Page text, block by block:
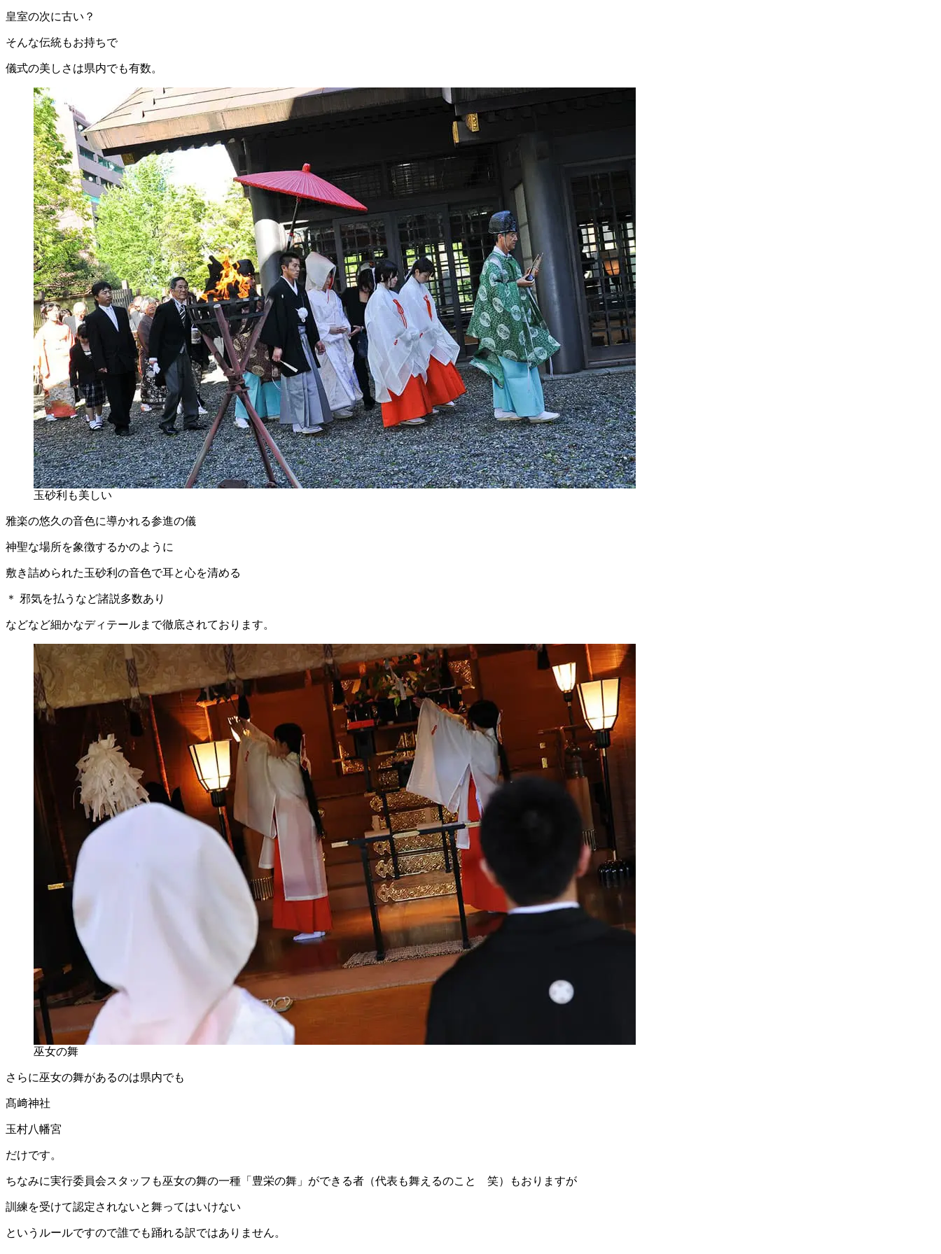
皇室の次に古い？
そんな伝統もお持ちで
儀式の美しさは県内でも有数。
玉砂利も美しい
雅楽の悠久の音色に導かれる参進の儀
神聖な場所を象徴するかのように
敷き詰められた玉砂利の音色で耳と心を清める
＊ 邪気を払うなど諸説多数あり
などなど細かなディテールまで徹底されております。
巫女の舞
さらに巫女の舞があるのは県内でも
髙﨑神社
玉村八幡宮
だけです。
ちなみに実行委員会スタッフも巫女の舞の一種「豊栄の舞」ができる者（代表も舞えるのこと 笑）もおりますが
訓練を受けて認定されないと舞ってはいけない
というルールですので誰でも踊れる訳ではありません。